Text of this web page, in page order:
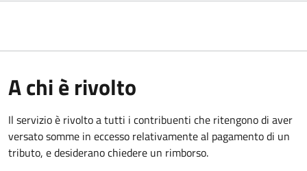
A chi è rivolto
Il servizio è rivolto a tutti i contribuenti che ritengono di aver
versato somme in eccesso relativamente al pagamento di un
tributo, e desiderano chiedere un rimborso.